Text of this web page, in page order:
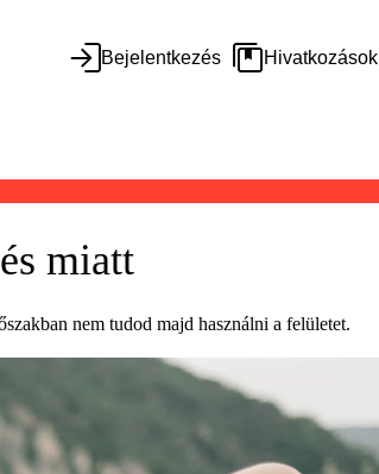
Bejelentkezés Hivatkozások
miatt
nem tudod majd használni a felületet.